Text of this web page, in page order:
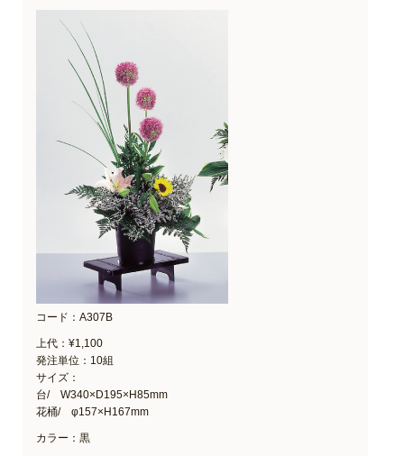
コード：A307B
上代：¥1,100
発注単位：10組
サイズ：
台/ W340×D195×H85mm
花桶/ φ157×H167mm
カラー：黒